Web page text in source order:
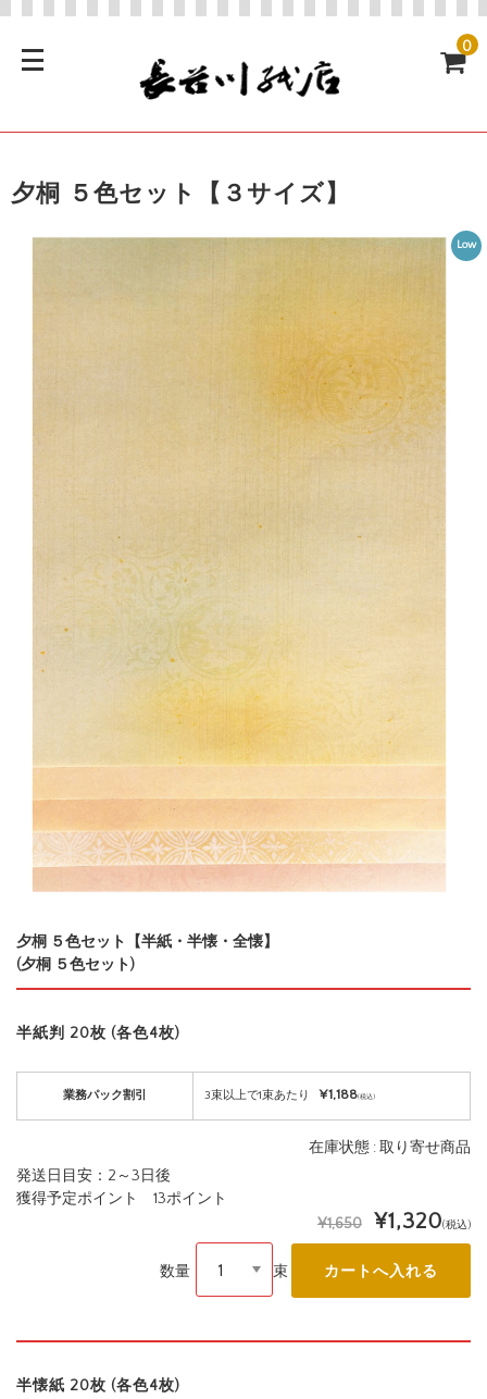
0
夕桐 ５色セット【３サイズ】
Low
夕桐 ５色セット【半紙・半懐・全懐】
(夕桐 ５色セット)
半紙判 20枚 (各色4枚)
業務パック割引 3束以上で1束あたり ¥1,188(税込)
在庫状態 : 取り寄せ商品
発送日目安：2～3日後
獲得予定ポイント 13ポイント
¥1,650
¥1,320(税込)
数量 束
半懐紙 20枚 (各色4枚)